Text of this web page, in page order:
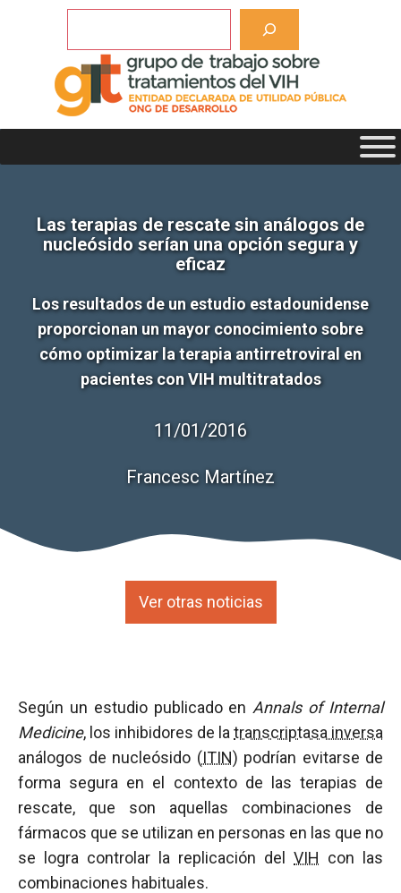
Las terapias de rescate sin análogos de
nucleósido serían una opción segura y
eficaz
Los resultados de un estudio estadounidense
proporcionan un mayor conocimiento sobre
cómo optimizar la terapia antirretroviral en
pacientes con VIH multitratados
11/01/2016
Francesc Martínez
Ver otras noticias
Según un estudio publicado en Annals of Internal
Medicine, los inhibidores de la transcriptasa inversa
análogos de nucleósido (ITIN) podrían evitarse de
forma segura en el contexto de las terapias de
rescate, que son aquellas combinaciones de
fármacos que se utilizan en personas en las que no
se logra controlar la replicación del VIH con las
combinaciones habituales.